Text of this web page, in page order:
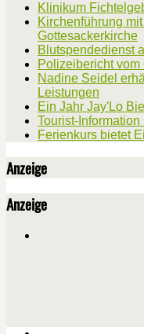
Klinikum
Kirchenführung
Gottesackerkirche
Blutspendedienst
Polizeibericht vom
Nadine Seidel
Leistungen
Ein Jahr Jay'Lo
Tourist-
Ferienkurs bietet
Anzeige
Anzeige